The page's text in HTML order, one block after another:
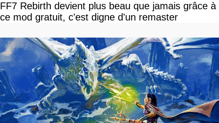
FF7 Rebirth devient plus beau que jamais grâce à
ce mod gratuit, c'est digne d'un remaster